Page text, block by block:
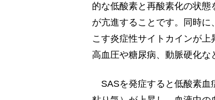
的な低酸素と再酸素化の状
が亢進することです。同時
こす炎症性サイトカインが
高血圧や糖尿病、動脈硬化な
SASを発症すると低酸素血